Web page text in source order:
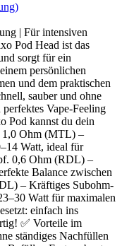
| Für intensiven
Pod Head ist das
sorgt für ein
persönlichen
und dem praktischen
sauber und ohne
Vape-Feeling
Pod kannst du dein
1,0 Ohm (MTL) –
Watt, ideal für
0,6 Ohm (RDL) –
Balance zwischen
– Kräftiges Subohm-
Watt für maximalen
einfach ins
✅ Vorteile im
ständiges Nachfüllen